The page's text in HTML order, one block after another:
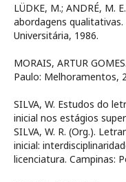
LÜDKE, M.; ANDRÉ, M.
abordagens qualitativas.
Universitária, 1986.
MORAIS, ARTUR
Paulo: Melhoramentos,
SILVA, W. Estudos do
inicial nos estágios
SILVA, W. R. (Org.).
inicial:
licenciatura. Campinas: